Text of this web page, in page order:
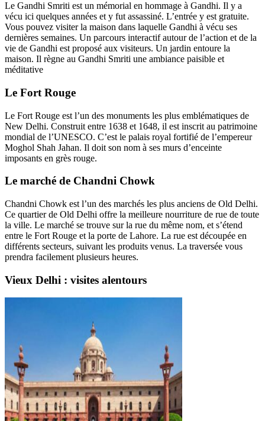
Le Gandhi Smriti est un mémorial en hommage à Gandhi. Il y a
vécu ici quelques années et y fut assassiné. L’entrée y est gratuite.
Vous pouvez visiter la maison dans laquelle Gandhi à vécu ses
dernières semaines. Un parcours interactif autour de l’action et de la
vie de Gandhi est proposé aux visiteurs. Un jardin entoure la
maison. Il règne au Gandhi Smriti une ambiance paisible et
méditative
Le Fort Rouge
Le Fort Rouge est l’un des monuments les plus emblématiques de
New Delhi. Construit entre 1638 et 1648, il est inscrit au patrimoine
mondial de l’UNESCO. C’est le palais royal fortifié de l’empereur
Moghol Shah Jahan. Il doit son nom à ses murs d’enceinte
imposants en grès rouge.
Le marché de Chandni Chowk
Chandni Chowk est l’un des marchés les plus anciens de Old Delhi.
Ce quartier de Old Delhi offre la meilleure nourriture de rue de toute
la ville. Le marché se trouve sur la rue du même nom, et s’étend
entre le Fort Rouge et la porte de Lahore. La rue est découpée en
différents secteurs, suivant les produits venus. La traversée vous
prendra facilement plusieurs heures.
Vieux Delhi : visites alentours